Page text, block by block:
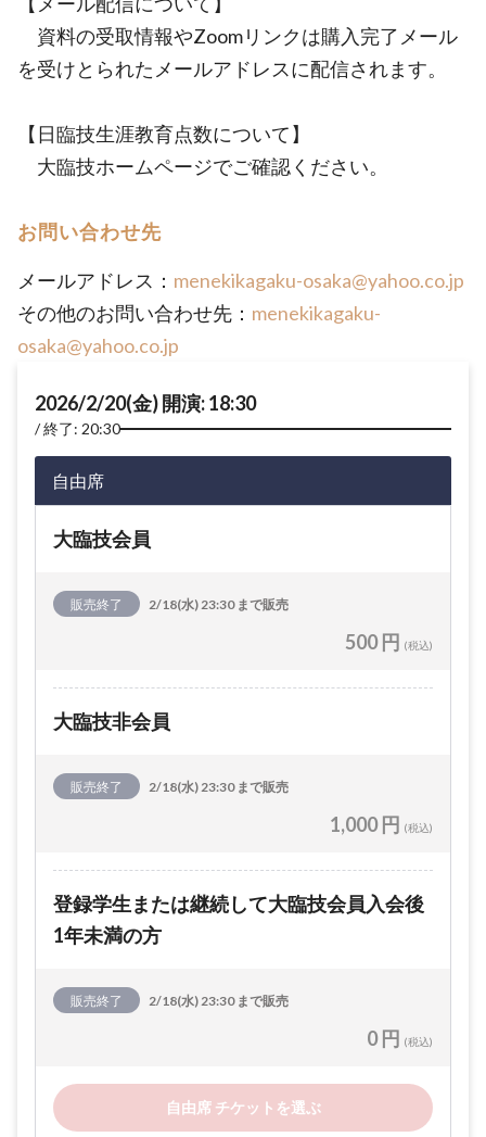
資料の受取情報やZoomリンクは購入完了メール
を受けとられたメールアドレスに配信されます。
【日臨技生涯教育点数について】
大臨技ホームページでご確認ください。
お問い合わせ先
メールアドレス： menekikagaku-osaka@yahoo.co.jp
その他のお問い合わせ先： menekikagaku-
osaka@yahoo.co.jp
2026/2/20(金) 開演: 18:30
終了: 20:30
自由席
大臨技会員
販売終了 2/18(水) 23:30 まで販売
500 円 (税込)
大臨技非会員
販売終了 2/18(水) 23:30 まで販売
1,000 円 (税込)
登録学生または継続して大臨技会員入会後
1年未満の方
販売終了 2/18(水) 23:30 まで販売
0 円 (税込)
自由席 チケットを選ぶ